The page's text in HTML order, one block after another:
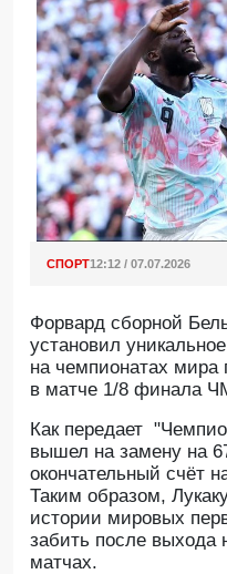
СПОРТ12:12 / 07.07.2026
Форвард сборной
установил
на чемпионатах мира
в матче 1/8 финала
Как передает
вышел на замену на
окончательный счёт
Таким образом,
истории мировых
забить после выхода
матчах.